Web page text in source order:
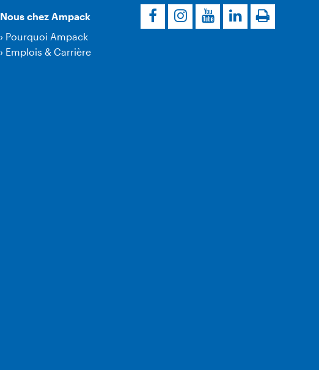
Nous chez Ampack
› Pourquoi Ampack
› Emplois & Carrière